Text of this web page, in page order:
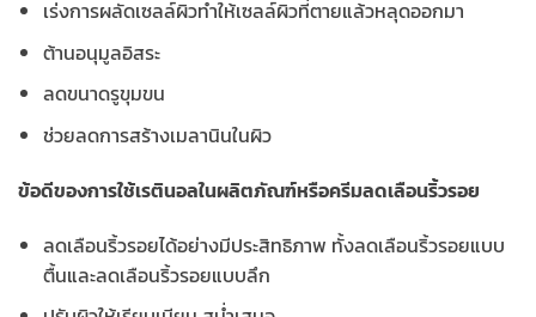
เร่งการผลัดเซลล์ผิวทำให้เซลล์ผิวที่ตายแล้วหลุดออกมา
ต้านอนุมูลอิสระ
ลดขนาดรูขุมขน
ช่วยลดการสร้างเมลานินในผิว
ข้อดีของการใช้เรตินอลในผลิตภัณฑ์หรือครีมลดเลือนริ้วรอย
ลดเลือนริ้วรอยได้อย่างมีประสิทธิภาพ ทั้งลดเลือนริ้วรอยแบบ
ตื้นและลดเลือนริ้วรอยแบบลึก